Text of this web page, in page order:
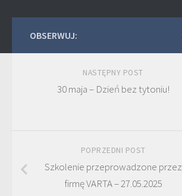
OBSERWUJ:
NASTĘPNY POST
30 maja – Dzień bez tytoniu!
POPRZEDNI POST
Szkolenie przeprowadzone przez
firmę VARTA – 27.05.2025